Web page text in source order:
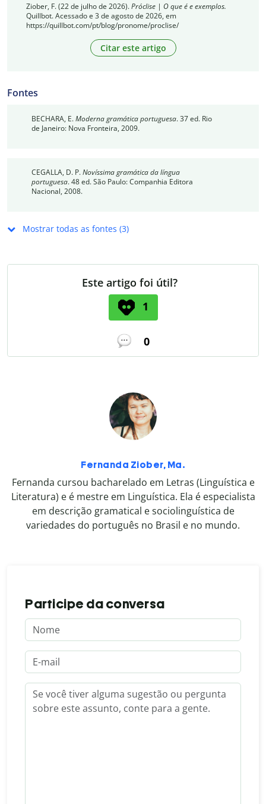
Ziober, F. (22 de julho de 2026).Próclise | O que é e exemplos.
Quillbot. Acessado e 3 de agosto de 2026, em
https://quillbot.com/pt/blog/pronome/proclise/
Citar este artigo
Fontes
BECHARA, E.Moderna gramática portuguesa. 37 ed. Rio
de Janeiro: Nova Fronteira, 2009.
CEGALLA, D. P.Novíssima gramática da língua
portuguesa. 48 ed. São Paulo: Companhia Editora
Nacional, 2008.
Mostrar todas as fontes (3)
Este artigo foi útil?
1
0
Fernanda Ziober, Ma.
Fernanda cursou bacharelado em Letras (Linguística e
Literatura) e é mestre em Linguística. Ela é especialista
em descrição gramatical e sociolinguística de
variedades do português no Brasil e no mundo.
Participe da conversa